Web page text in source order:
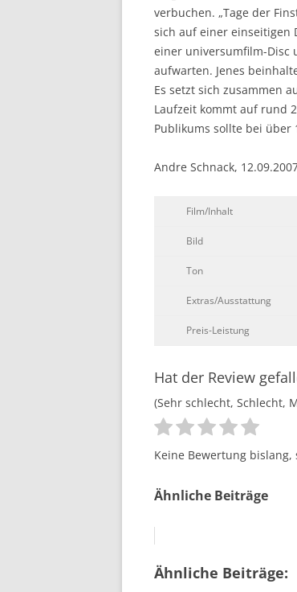
verbuchen. „Tage der
sich auf einer einseitigen
einer universumfilm-Disc
aufwarten. Jenes
Es setzt sich zusammen
Laufzeit kommt auf rund
Publikums sollte bei über
Andre Schnack,
Film/Inhalt
Bild
Ton
Extras/Ausstattung
Preis-Leistung
Hat der Review
(Sehr schlecht, Schlecht,
Keine Bewertung bislang,
Ähnliche Beiträge
Ähnliche Beiträge: